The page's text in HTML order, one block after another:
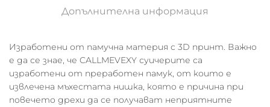
Допълнителна информация
Изработени от памучна материя с 3D принт. Важно
е да се знае, че CALLMEVEXY суичерите са
изработени от преработен памук, от които е
извлечена мъхестата нишка, която е причина при
повечето дрехи да се получават неприятните